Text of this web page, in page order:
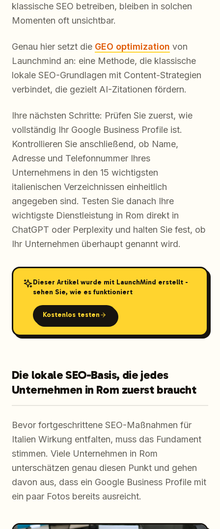
klassische SEO betreiben, bleiben in solchen
Momenten oft unsichtbar.
Genau hier setzt die GEO optimization von
Launchmind an: eine Methode, die klassische
lokale SEO-Grundlagen mit Content-Strategien
verbindet, die gezielt AI-Zitationen fördern.
Ihre nächsten Schritte: Prüfen Sie zuerst, wie
vollständig Ihr Google Business Profile ist.
Kontrollieren Sie anschließend, ob Name,
Adresse und Telefonnummer Ihres
Unternehmens in den 15 wichtigsten
italienischen Verzeichnissen einheitlich
angegeben sind. Testen Sie danach Ihre
wichtigste Dienstleistung in Rom direkt in
ChatGPT oder Perplexity und halten Sie fest, ob
Ihr Unternehmen überhaupt genannt wird.
Dieser Artikel wurde mit LaunchMind erstellt -
sehen Sie, wie es funktioniert
Kostenlos testen
Die lokale SEO-Basis, die jedes
Unternehmen in Rom zuerst braucht
Bevor fortgeschrittene SEO-Maßnahmen für
Italien Wirkung entfalten, muss das Fundament
stimmen. Viele Unternehmen in Rom
unterschätzen genau diesen Punkt und gehen
davon aus, dass ein Google Business Profile mit
ein paar Fotos bereits ausreicht.